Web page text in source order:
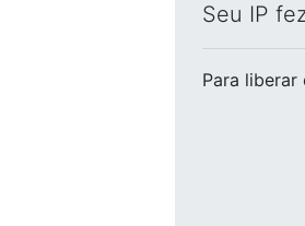
Seu IP
Para liberar